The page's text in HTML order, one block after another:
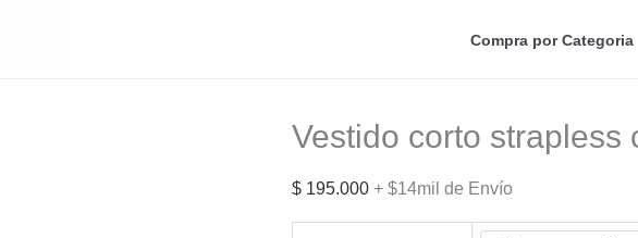
Compra por Categoria
Vestido corto strapless
$ 195.000 + $14mil de Envío